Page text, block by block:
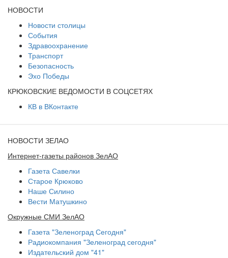
НОВОСТИ
Новости столицы
События
Здравоохранение
Транспорт
Безопасность
Эхо Победы
КРЮКОВСКИЕ ВЕДОМОСТИ В СОЦСЕТЯХ
КВ в ВКонтакте
НОВОСТИ ЗЕЛАО
Интернет-газеты районов ЗелАО
Газета Савелки
Старое Крюково
Наше Силино
Вести Матушкино
Окружные СМИ ЗелАО
Газета "Зеленоград Сегодня"
Радиокомпания "Зеленоград сегодня"
Издательский дом "41"